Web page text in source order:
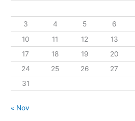
3
4 5 6
10
11 12 13
17
18 19 20
24
25 26 27
31
« Nov